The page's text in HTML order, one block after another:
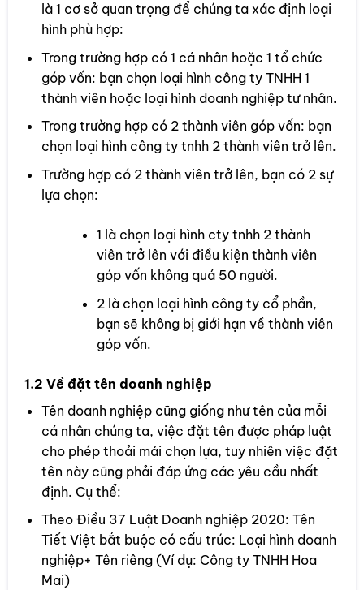
là 1 cơ sở quan trọng để chúng ta xác định loại
hình phù hợp:
Trong trường hợp có 1 cá nhân hoặc 1 tổ chức
góp vốn: bạn chọn loại hình công ty TNHH 1
thành viên hoặc loại hình doanh nghiệp tư nhân.
Trong trường hợp có 2 thành viên góp vốn: bạn
chọn loại hình công ty tnhh 2 thành viên trở lên.
Trường hợp có 2 thành viên trở lên, bạn có 2 sự
lựa chọn:
1 là chọn loại hình cty tnhh 2 thành
viên trở lên với điều kiện thành viên
góp vốn không quá 50 người.
2 là chọn loại hình công ty cổ phần,
bạn sẽ không bị giới hạn về thành viên
góp vốn.
1.2 Về đặt tên doanh nghiệp
Tên doanh nghiệp cũng giống như tên của mỗi
cá nhân chúng ta, việc đặt tên được pháp luật
cho phép thoải mái chọn lựa, tuy nhiên việc đặt
tên này cũng phải đáp ứng các yêu cầu nhất
định. Cụ thể:
Theo Điều 37 Luật Doanh nghiệp 2020: Tên
Tiết Việt bắt buộc có cấu trúc: Loại hình doanh
nghiệp+ Tên riêng (Ví dụ: Công ty TNHH Hoa
Mai)